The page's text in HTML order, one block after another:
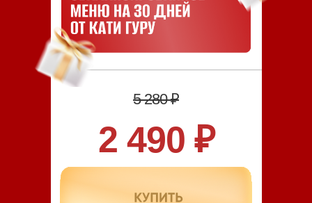
5 280 ₽
2 490 ₽